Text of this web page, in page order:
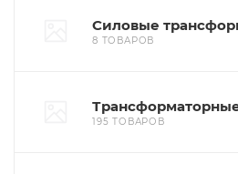
Силовые
8 ТОВАРОВ
195 ТОВАРОВ